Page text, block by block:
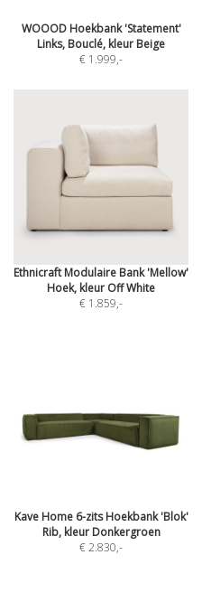
WOOOD Hoekbank 'Statement'
Links, Bouclé, kleur Beige
€ 1.999,-
Ethnicraft Modulaire Bank 'Mellow'
Hoek, kleur Off White
€ 1.859,-
Kave Home 6-zits Hoekbank 'Blok'
Rib, kleur Donkergroen
€ 2.830,-